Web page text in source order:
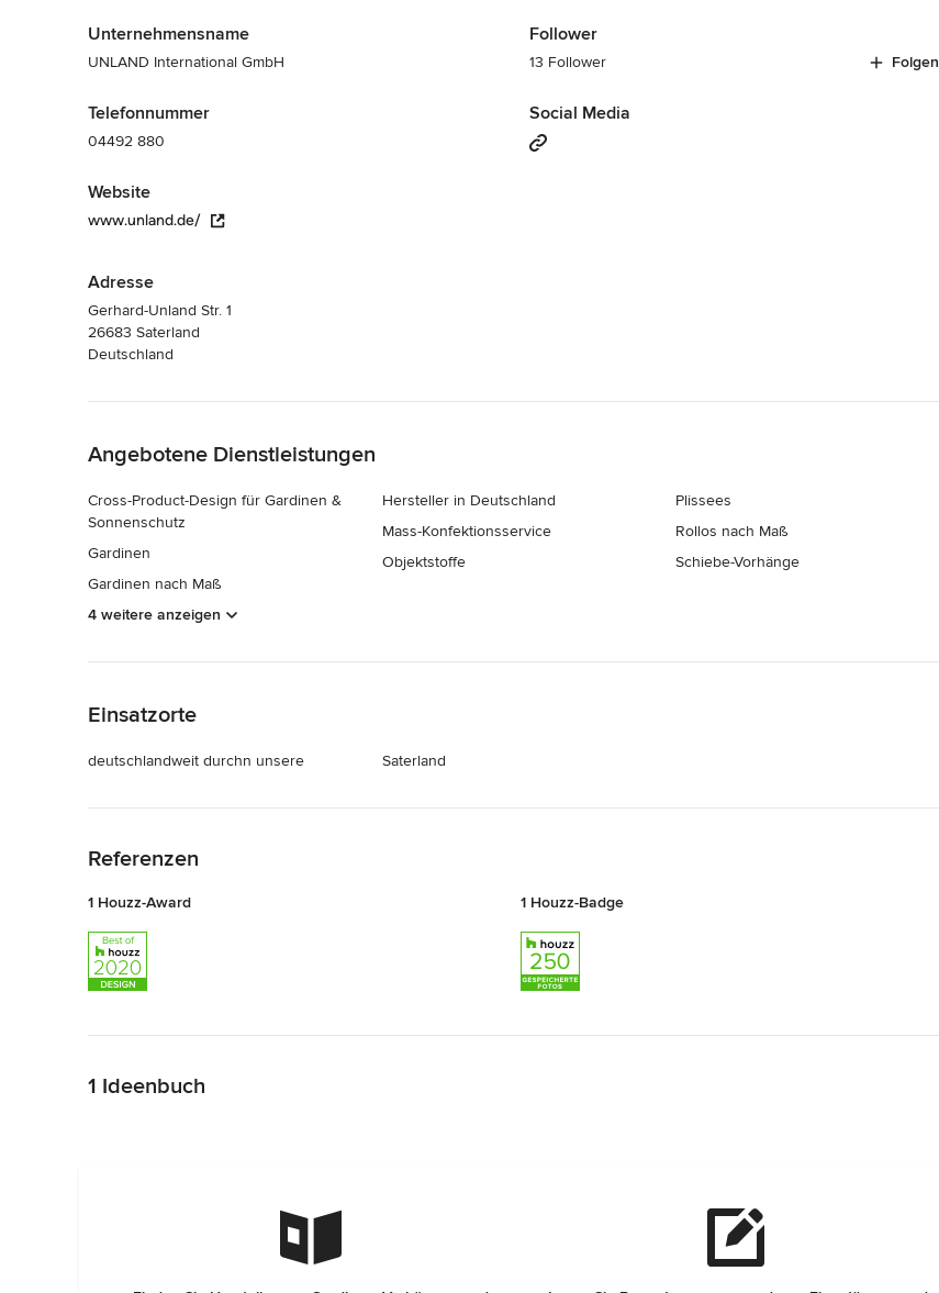
Unternehmensname
UNLAND International GmbH
Telefonnummer
04492 880
Website
www.unland.de/
Adresse
Gerhard-Unland Str. 1
26683 Saterland
Deutschland
Follower
13 Follower Folgen
Social Media
Angebotene Dienstleistungen
Cross-Product-Design für Gardinen &
Sonnenschutz
Gardinen
Gardinen nach Maß
Hersteller in Deutschland
Mass-Konfektionsservice
Objektstoffe
Plissees
Rollos nach Maß
Schiebe-Vorhänge
4 weitere anzeigen
Einsatzorte
deutschlandweit durchn unsere Saterland
Referenzen
1 Houzz-Award 1 Houzz-Badge
1 Ideenbuch